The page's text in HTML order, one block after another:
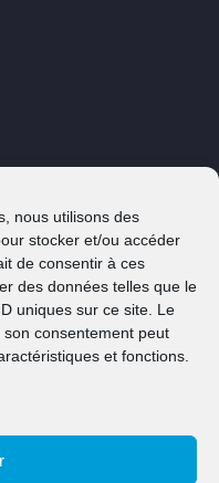
nous utilisons des
stocker et/ou accéder
de consentir à ces
des données telles que le
uniques sur ce site. Le
consentement peut
et fonctions.